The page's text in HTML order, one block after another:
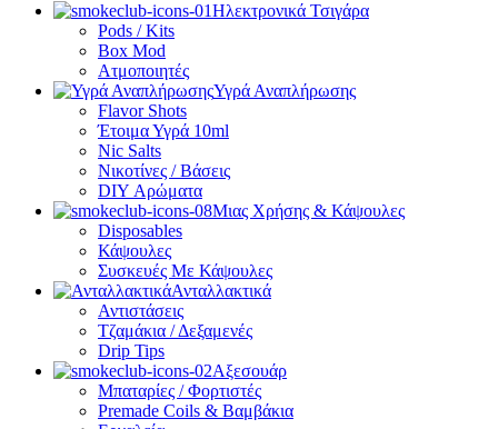
Ηλεκτρονικά Τσιγάρα
Pods / Kits
Box Mod
Ατμοποιητές
Υγρά Αναπλήρωσης
Flavor Shots
Έτοιμα Υγρά 10ml
Nic Salts
Νικοτίνες / Βάσεις
DIY Αρώματα
Μιας Χρήσης & Κάψουλες
Disposables
Κάψουλες
Συσκευές Με Κάψουλες
Ανταλλακτικά
Αντιστάσεις
Τζαμάκια / Δεξαμενές
Drip Tips
Αξεσουάρ
Μπαταρίες / Φορτιστές
Premade Coils & Βαμβάκια